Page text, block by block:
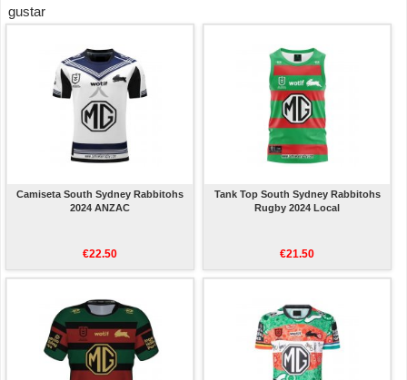
gustar
Camiseta South Sydney Rabbitohs
2024 ANZAC
€22.50
Tank Top South Sydney Rabbitohs
Rugby 2024 Local
€21.50